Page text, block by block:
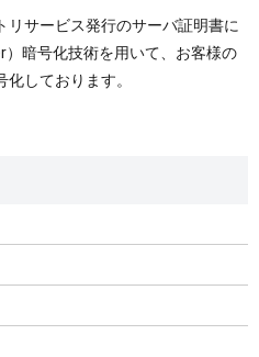
リサービス発行のサーバ証明書に
暗号化技術を用いて、お客様の
しております。